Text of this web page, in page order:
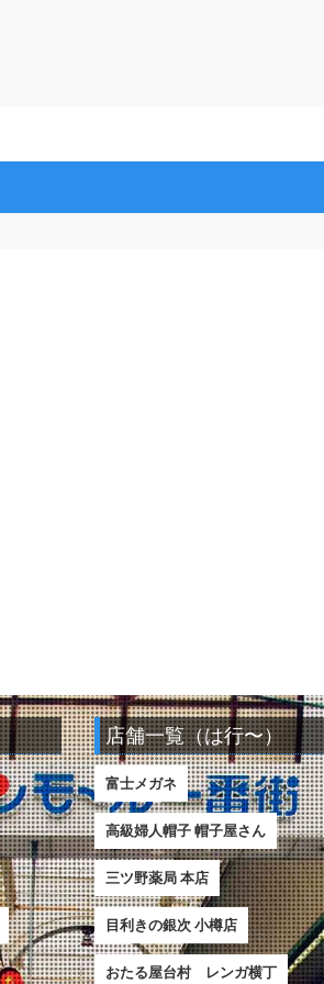
店舗一覧（は行〜）
富士メガネ
高級婦人帽子 帽子屋さん
三ツ野薬局 本店
目利きの銀次 小樽店
おたる屋台村 レンガ横丁